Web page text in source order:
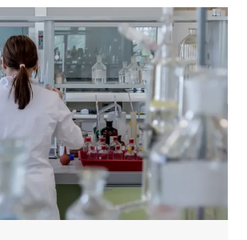
DI
SORVEGLIANZA
DELL’UE